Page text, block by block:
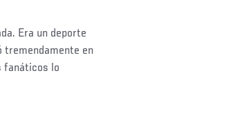
Era un deporte
tremendamente en
fanáticos lo